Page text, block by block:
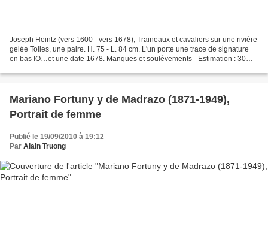
Joseph Heintz (vers 1600 - vers 1678), Traineaux et cavaliers sur une rivière
gelée Toiles, une paire. H. 75 - L. 84 cm. L'un porte une trace de signature
en bas IO…et une date 1678. Manques et soulèvements - Estimation : 30
Mariano Fortuny y de Madrazo (1871-1949),
Portrait de femme
Publié le 19/09/2010 à 19:12
Par Alain Truong